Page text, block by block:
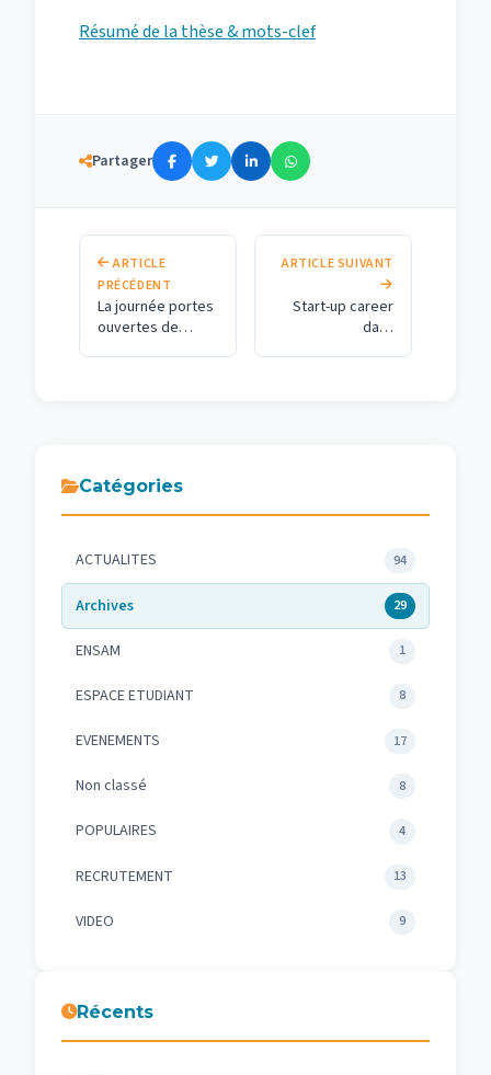
Catégories
ACTUALITES 94
Archives 29
ENSAM 1
ESPACE ETUDIANT 8
EVENEMENTS 17
Non classé 8
POPULAIRES 4
RECRUTEMENT 13
VIDEO 9
Récents
Résumé de la thèse & mots-clef
Partager
ARTICLE
PRÉCÉDENT
La journée portes
ouvertes de
ARTICLE SUIVANT
Start-up career
day :